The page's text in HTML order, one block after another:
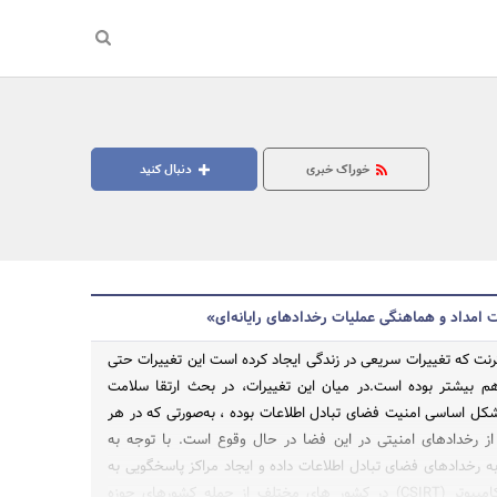
جستجو
دنبال کنید خوراک خبری
امداد و هماهنگی عملیات رخدادهای رایانه‌ای»
که تغییرات سریعی در زندگی ایجاد کرده است این تغییرات حتی
بیشتر بوده است.در میان این تغییرات، در بحث ارتقا سلامت
اساسی امنیت فضای تبادل اطلاعات بوده ، به‌صورتی که در هر
رخدادهای امنیتی در این فضا در حال وقوع است. با توجه به
رخدادهای فضای تبادل اطلاعات داده و ایجاد مراکز پاسخگویی به